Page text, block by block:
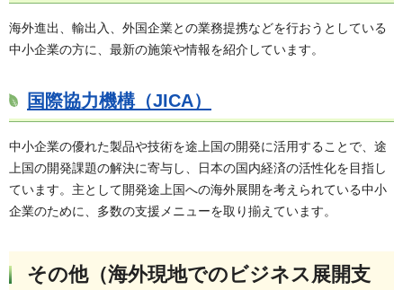
海外進出、輸出入、外国企業との業務提携などを行おうとしている
中小企業の方に、最新の施策や情報を紹介しています。
国際協力機構（JICA）
中小企業の優れた製品や技術を途上国の開発に活用することで、途
上国の開発課題の解決に寄与し、日本の国内経済の活性化を目指し
ています。主として開発途上国への海外展開を考えられている中小
企業のために、多数の支援メニューを取り揃えています。
その他（海外現地でのビジネス展開支